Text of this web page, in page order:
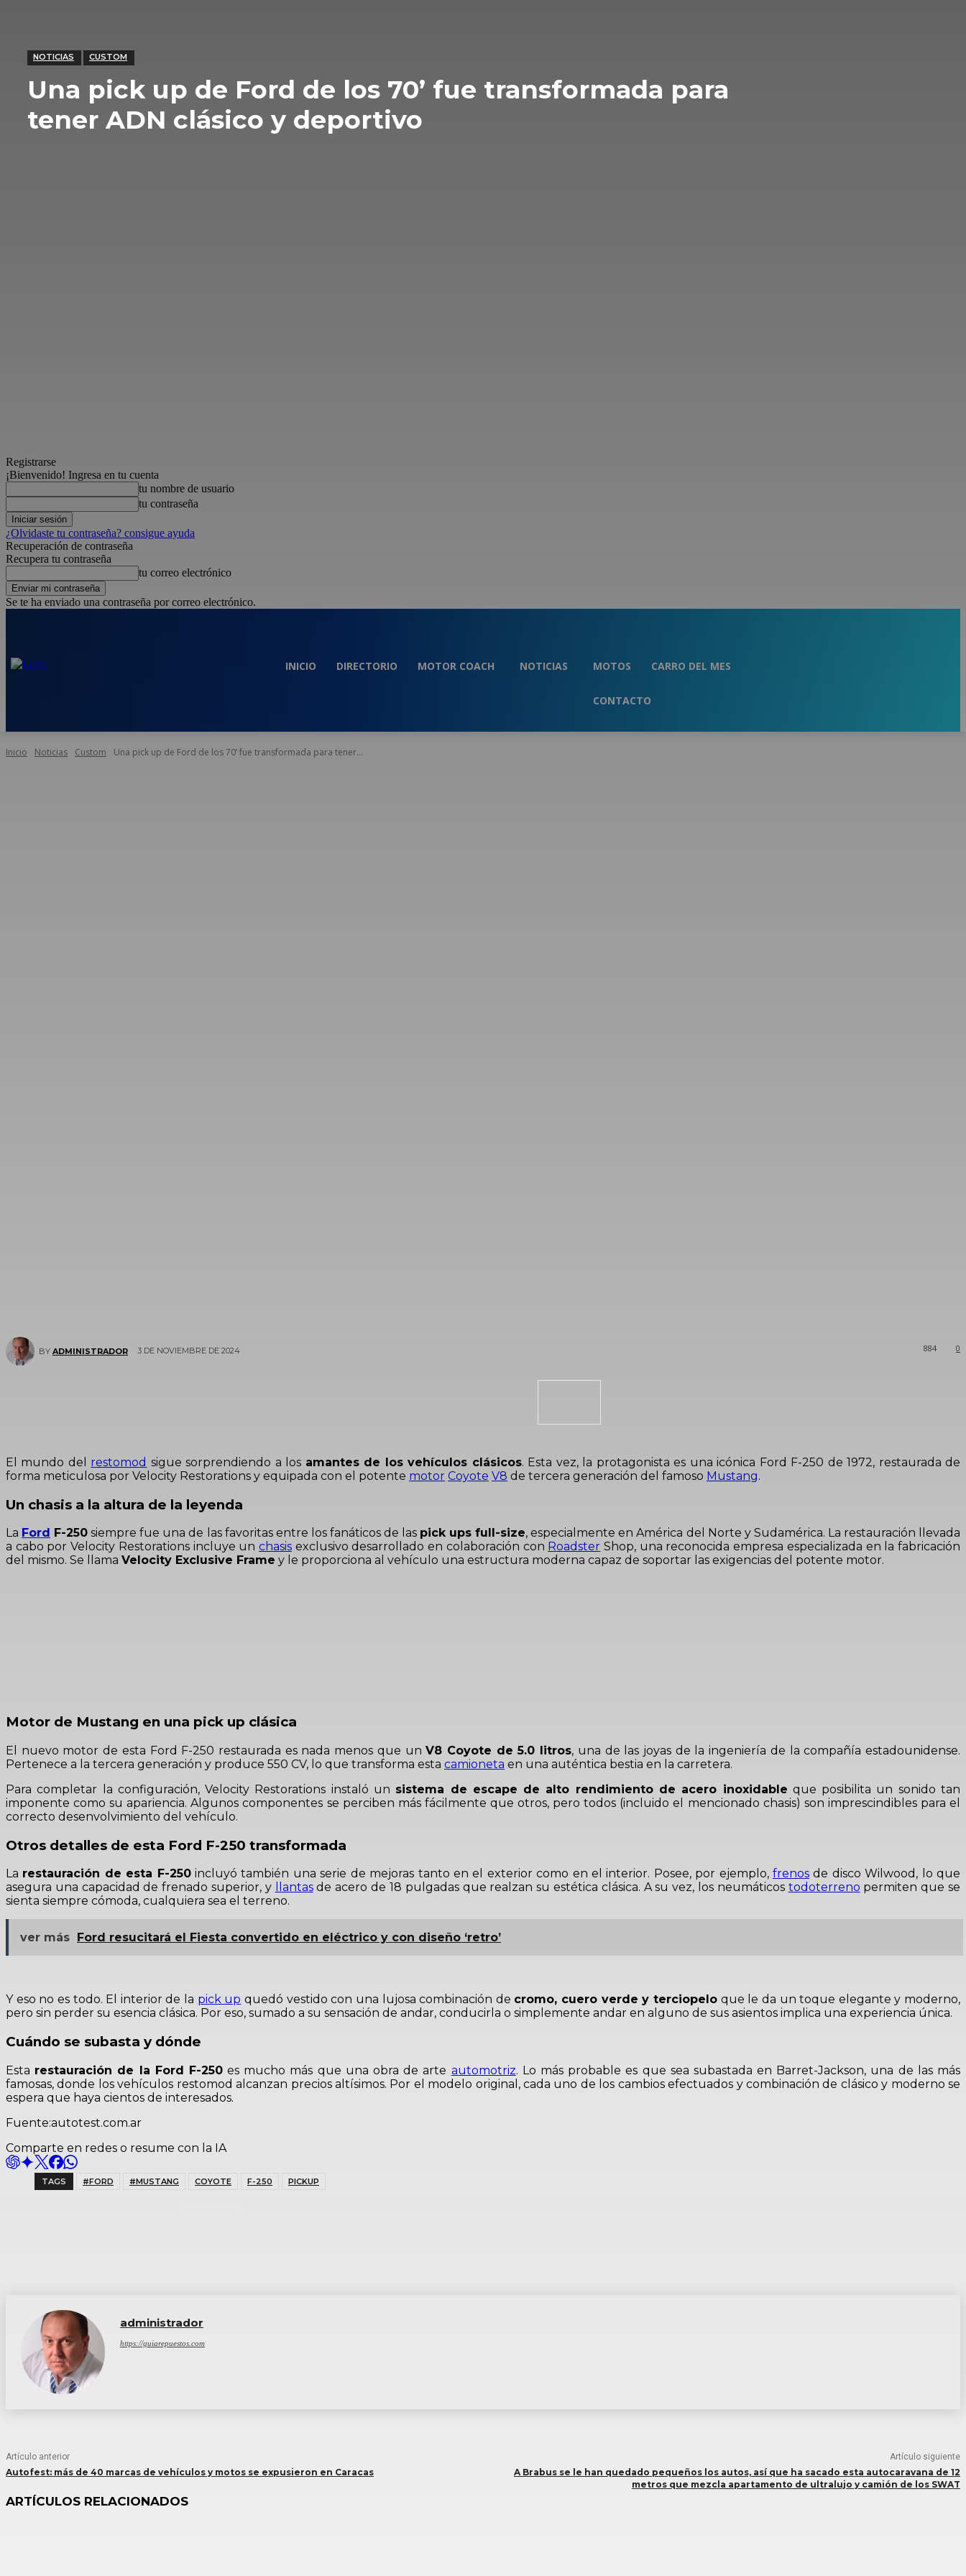
Registrarse
¡Bienvenido! Ingresa en tu cuenta
tu nombre de usuario
tu contraseña
¿Olvidaste tu contraseña? consigue ayuda
Recuperación de contraseña
Recupera tu contraseña
tu correo electrónico
Se te ha enviado una contraseña por correo electrónico.
INICIO DIRECTORIO MOTOR COACH NOTICIAS MOTOS CARRO DEL MES
CONTACTO
Inicio Noticias Custom Una pick up de Ford de los 70’ fue transformada para tener...
NOTICIAS CUSTOM
Una pick up de Ford de los 70’ fue transformada para
tener ADN clásico y deportivo
BY ADMINISTRADOR 3 DE NOVIEMBRE DE 2024 0
884
El mundo del restomod sigue sorprendiendo a los amantes de los vehículos clásicos. Esta vez, la protagonista es una icónica Ford F-250 de 1972, restaurada de
forma meticulosa por Velocity Restorations y equipada con el potente motor Coyote V8 de tercera generación del famoso Mustang.
Un chasis a la altura de la leyenda
La Ford F-250 siempre fue una de las favoritas entre los fanáticos de las pick ups full-size, especialmente en América del Norte y Sudamérica. La restauración llevada
a cabo por Velocity Restorations incluye un chasis exclusivo desarrollado en colaboración con Roadster Shop, una reconocida empresa especializada en la fabricación
del mismo. Se llama Velocity Exclusive Frame y le proporciona al vehículo una estructura moderna capaz de soportar las exigencias del potente motor.
Motor de Mustang en una pick up clásica
El nuevo motor de esta Ford F-250 restaurada es nada menos que unV8 Coyote de 5.0 litros, una de las joyas de la ingeniería de la compañía estadounidense.
Pertenece a la tercera generación y produce 550 CV, lo que transforma esta camioneta en una auténtica bestia en la carretera.
Para completar la configuración, Velocity Restorations instaló un sistema de escape de alto rendimiento de acero inoxidable que posibilita un sonido tan
imponente como su apariencia. Algunos componentes se perciben más fácilmente que otros, pero todos (incluido el mencionado chasis) son imprescindibles para el
correcto desenvolvimiento del vehículo.
Otros detalles de esta Ford F-250 transformada
La restauración de esta F-250incluyó también una serie de mejoras tanto en el exterior como en el interior. Posee, por ejemplo, frenos de disco Wilwood, lo que
asegura una capacidad de frenado superior, y
llantasde acero de 18 pulgadas que realzan su estética clásica. A su vez, los neumáticos todoterreno permiten que se
sienta siempre cómoda, cualquiera sea el terreno.
ver más Ford resucitará el Fiesta convertido en eléctrico y con diseño ‘retro’
Y eso no es todo. El interior de la pick up quedó vestido con una lujosa combinación de cromo, cuero verde y terciopeloque le da un toque elegante y moderno,
pero sin perder su esencia clásica. Por eso, sumado a su sensación de andar, conducirla o simplemente andar en alguno de sus asientos implica una experiencia única.
Cuándo se subasta y dónde
Esta restauración de la Ford F-250es mucho más que una obra de arte automotriz. Lo más probable es que sea subastada en Barret-Jackson, una de las más
famosas, donde los vehículos restomod alcanzan precios altísimos. Por el modelo original, cada uno de los cambios efectuados y combinación de clásico y moderno se
espera que haya cientos de interesados.
Fuente:autotest.com.ar
Comparte en redes o resume con la IA
TAGS #FORD #MUSTANG COYOTE F-250 PICKUP
administrador
https://guiarepuestos.com
Artículo anterior
Autofest: más de 40 marcas de vehículos y motos se expusieron en Caracas
Artículo siguiente
A Brabus se le han quedado pequeños los autos, así que ha sacado esta autocaravana de 12
metros que mezcla apartamento de ultralujo y camión de los SWAT
ARTÍCULOS RELACIONADOS